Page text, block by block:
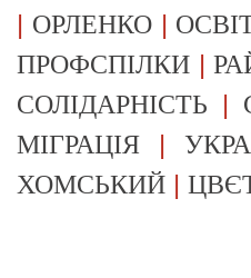
| ОРЛЕНКО|
ПРОФСПІЛКИ |
СОЛІДАРНІСТЬ |
МІГРАЦІЯ |
ХОМСЬКИЙ |